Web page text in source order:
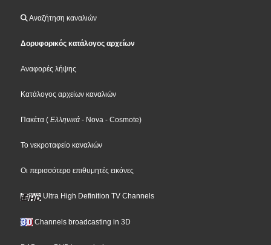
Αναζήτηση καναλιών
Δορυφορικός κατάλογος αρχείων
Αναφορές λήψης
Κατάλογος αρχείων καναλιών
Πακέτα ( Ελληνικά - Nova - Cosmote)
Το νεκροταφείο καναλιών
Οι περισσότερο επιθυμητές εικόνες
Ultra High Definition TV Channels
Channels broadcasting in 3D